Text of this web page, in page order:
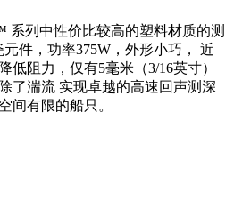
系列中性价比较高的塑料材质的测
件，功率375W，外形小巧， 近
低阻力，仅有5毫米（3/16英寸）
了湍流 实现卓越的高速回声测深
间有限的船只。